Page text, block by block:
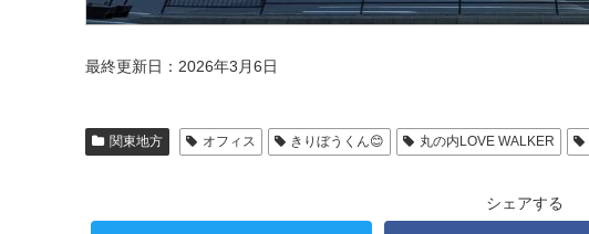
最終更新日：2026年3月6日
関東地方 オフィス きりぼうくん😊 丸の内LOVE WALKER
シェアする